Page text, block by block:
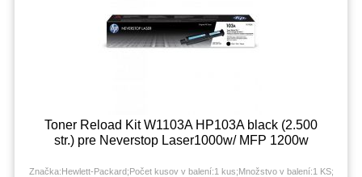
Toner Reload Kit W1103A HP103A black (2.500
str.) pre Neverstop Laser1000w/ MFP 1200w
Značka:Hewlett-Packard;Počet kusov v balení:1 kus;Množstvo v balení:1 KS;